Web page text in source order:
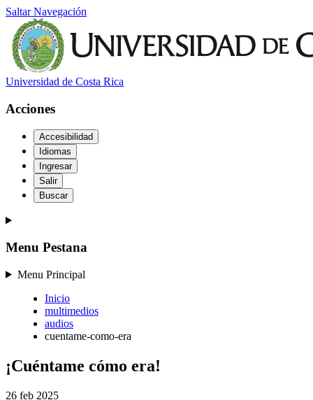
Saltar Navegación
Universidad de Costa Rica
Acciones
Accesibilidad
Idiomas
Ingresar
Salir
Buscar
Menu Pestana
Menu Principal
Inicio
multimedios
audios
cuentame-como-era
¡Cuéntame cómo era!
26 feb 2025